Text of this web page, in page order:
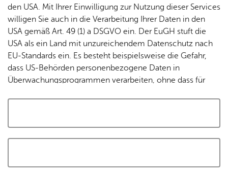
Cookies akzeptieren und Karte laden
den USA. Mit Ihrer Einwilligung zur Nutzung dieser Services
willigen Sie auch in die Verarbeitung Ihrer Daten in den
USA gemäß Art. 49 (1) a DSGVO ein. Der EuGH stuft die
USA als ein Land mit unzureichendem Datenschutz nach
EU-Standards ein. Es besteht beispielsweise die Gefahr,
dass US-Behörden personenbezogene Daten in
Überwachungsprogrammen verarbeiten, ohne dass für